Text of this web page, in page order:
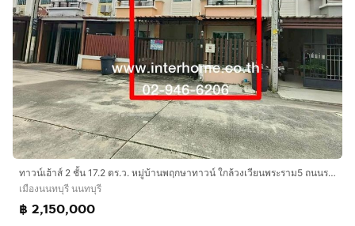
ทาวน์เฮ้าส์ 2 ชั้น 17.2 ตร.ว. หมู่บ้านพฤกษาทาวน์ ใกล้วงเวียนพระราม5 ถนนราชพฤกษ์ เมืองนนทบุรี นนทบุรี
เมืองนนทบุรี นนทบุรี
฿ 2,150,000